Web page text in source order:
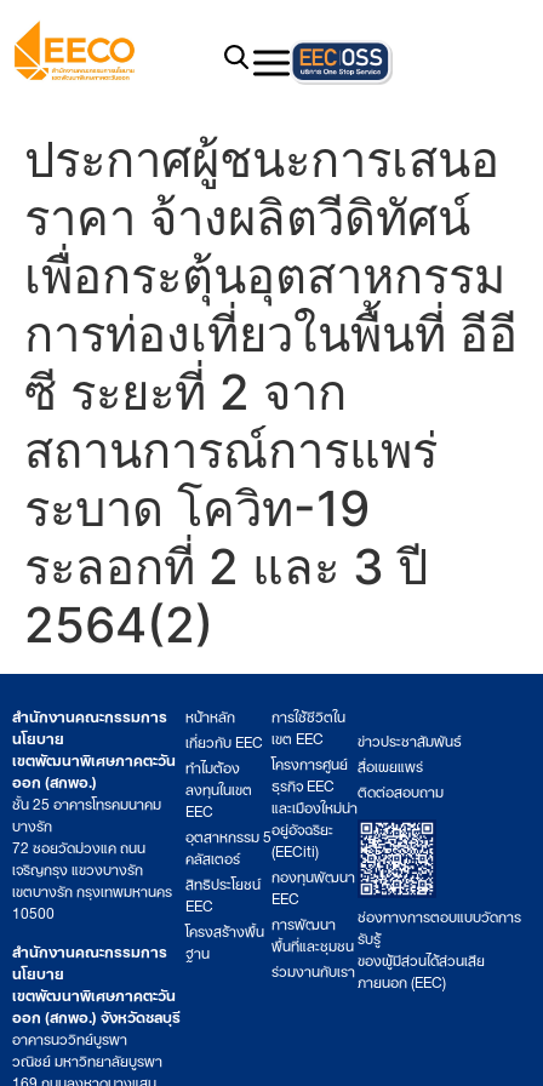
ประกาศผู้ชนะการเสนอ
ราคา จ้างผลิตวีดิทัศน์
เพื่อกระตุ้นอุตสาหกรรม
การท่องเที่ยวในพื้นที่ อีอี
ซี ระยะที่ 2 จาก
สถานการณ์การแพร่
ระบาด โควิท-19
ระลอกที่ 2 และ 3 ปี
2564(2)
สำนักงานคณะกรรมการ
นโยบาย
เขตพัฒนาพิเศษภาคตะวัน
ออก (สกพอ.)
ชั้น 25 อาคารโทรคมนาคม
บางรัก
72 ซอยวัดม่วงแค ถนน
เจริญกรุง แขวงบางรัก
เขตบางรัก กรุงเทพมหานคร
10500
สำนักงานคณะกรรมการ
นโยบาย
เขตพัฒนาพิเศษภาคตะวัน
ออก (สกพอ.) จังหวัดชลบุรี
อาคารนววิทย์บูรพา
วณิชย์ มหาวิทยาลัยบูรพา
หน้าหลัก
เกี่ยวกับ EEC
ทำไมต้อง
ลงทุนในเขต
EEC
อุตสาหกรรม 5
คลัสเตอร์
สิทธิประโยชน์
EEC
โครงสร้างพื้น
ฐาน
การใช้ชีวิตใน
เขต EEC
โครงการศูนย์
ธุรกิจ EEC
และเมืองใหม่น่า
อยู่อัจฉริยะ
(EECiti)
กองทุนพัฒนา
EEC
การพัฒนา
พื้นที่และชุมชน
ร่วมงานกับเรา
ข่าวประชาสัมพันธ์
สื่อเผยแพร่
ติดต่อสอบถาม
ช่องทางการตอบแบบวัดการ
รับรู้
ของผู้มีส่วนได้ส่วนเสีย
ภายนอก (EEC)